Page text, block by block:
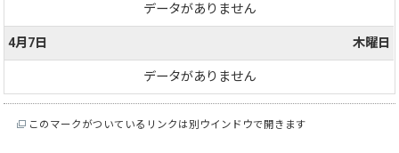
データがありません
4月7日 木曜日
データがありません
このマークがついているリンクは別ウインドウで開きます